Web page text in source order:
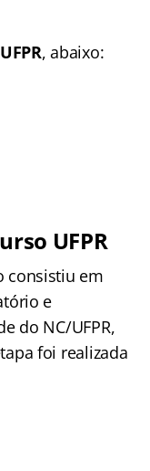
, abaixo:
UFPR
consistiu em
e
do NC/UFPR,
foi realizada